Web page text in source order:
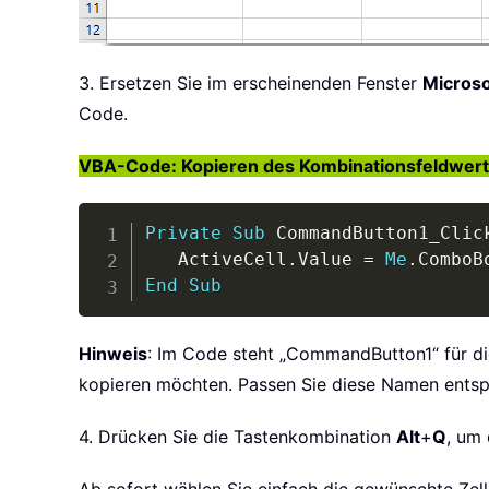
3. Ersetzen Sie im erscheinenden Fenster
Code.
VBA-Code: Kopieren des
Private Sub
   ActiveCell
. Value = Me .
End
Sub
Hinweis: Im Code steht „CommandButton1“ für
kopieren möchten. Passen Sie diese Namen
4. Drücken Sie die Tastenkombination Alt+Q, um